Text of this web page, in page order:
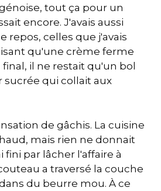
tout ça pour un
encore. J'avais aussi
repos, celles que j'avais
qu'une crème ferme
final, il ne restait qu'un bol
sucrée qui collait aux
de gâchis. La cuisine
mais rien ne donnait
fini par lâcher l'affaire à
a traversé la couche
du beurre mou. À ce